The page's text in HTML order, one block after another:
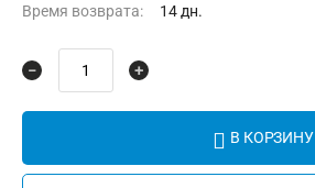
Время возврата: 14 дн.
+
−
В КОРЗИНУ